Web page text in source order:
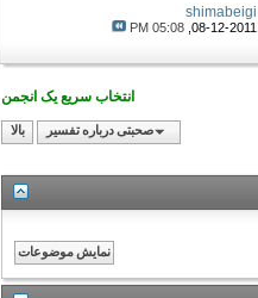
shimabeigi
08-12-2011,
05:08 PM
انتخاب سریع یک انجمن
صحبتی درباره تفسیر بالا